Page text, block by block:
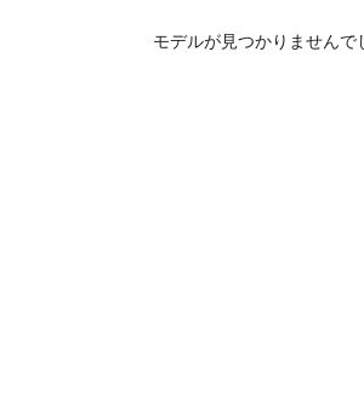
モデルが見つかりませんで